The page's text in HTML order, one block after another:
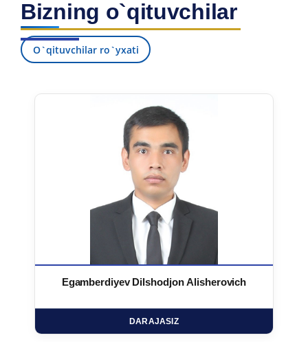
Bizning o`qituvchilar
O`qituvchilar ro`yxati
Egamberdiyev Dilshodjon Alisherovich
DARAJASIZ
7. Call-center (4) 8. Bakalavriat kvotasi (3)
9. Magistratura kvotasi (4) ✉️ Adminga yozish